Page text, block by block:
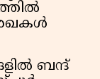
ബന്ദ്